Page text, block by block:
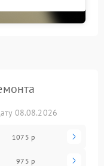
08.08.2026
1075 р
975 р